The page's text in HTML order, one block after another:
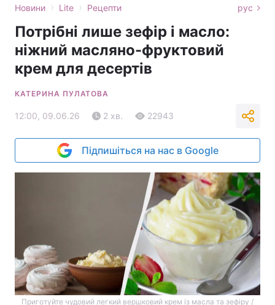
Новини › Lite › Рецепти рус
Потрібні лише зефір і масло:
ніжний масляно-фруктовий
крем для десертів
КАТЕРИНА ПУЛАТОВА
12:00, 09.06.26 2 хв. 22943
Підпишіться на нас в Google
Приготуйте чудовий легкий вершковий крем із масла та зефіру /